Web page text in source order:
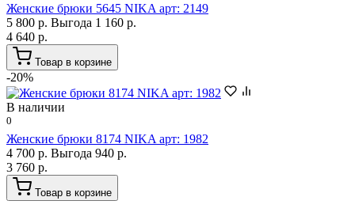
Женские брюки 5645 NIKA арт: 2149
5 800 р. Выгода 1 160 р.
4 640 р.
Товар в корзине
-20%
В наличии
0
Женские брюки 8174 NIKA арт: 1982
4 700 р. Выгода 940 р.
3 760 р.
Товар в корзине